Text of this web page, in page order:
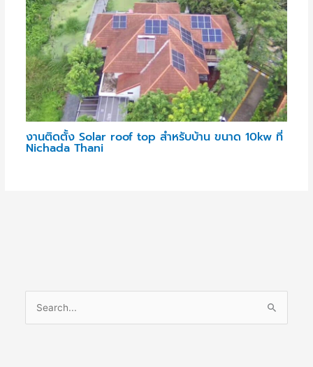
งานติดตั้ง Solar roof top สำหรับบ้าน ขนาด 10kw ที่
Nichada Thani